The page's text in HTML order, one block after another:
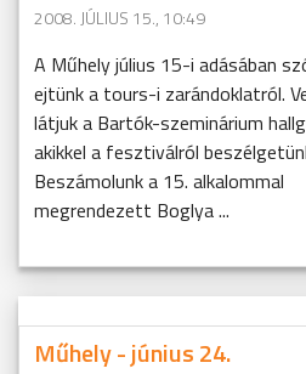
2008. JÚLIUS 15., 10:49
A Műhely július 15-i adásában
ejtünk a tours-i zarándoklatról.
látjuk a Bartók-szeminárium
akikkel a fesztiválról
Beszámolunk a 15. alkalommal
megrendezett Boglya ...
Műhely - június 24.